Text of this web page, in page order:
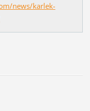
news/karlek-